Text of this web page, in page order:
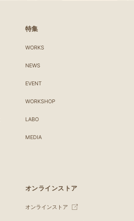
特集
WORKS
NEWS
EVENT
WORKSHOP
LABO
MEDIA
オンラインストア
オンラインストア